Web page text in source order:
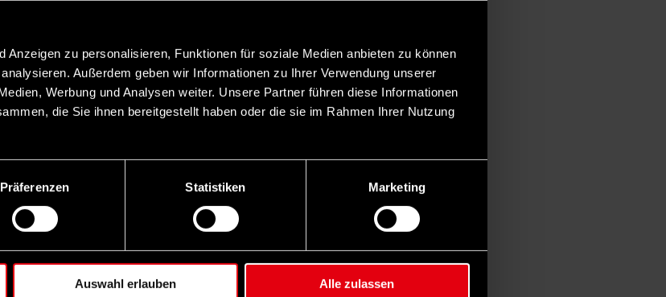
Anzeigen zu personalisieren, Funktionen für soziale Medien anbieten zu können
Außerdem geben wir Informationen zu Ihrer Verwendung unserer
Werbung und Analysen weiter. Unsere Partner führen diese Informationen
die Sie ihnen bereitgestellt haben oder die sie im Rahmen Ihrer Nutzung
Präferenzen Statistiken Marketing
Auswahl erlauben Alle zulassen